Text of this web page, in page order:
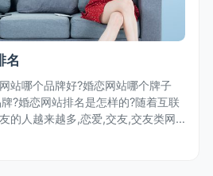
名
站哪个品牌好?婚恋网站哪个牌子
?婚恋网站排名是怎样的?随着互联
的人越来越多,恋爱,交友,交友类网
婚恋网站更好,更让人放心?婚恋网